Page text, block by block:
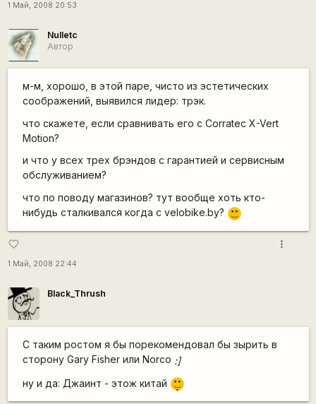
1 Май, 2008 20:53
Nulletc
Автор
м-м, хорошо, в этой паре, чисто из эстетических
соображений, выявился лидер: трэк.
что скажете, если сравнивать его с Corratec X-Vert
Motion?
и что у всех трех брэндов с гарантией и сервисным
обслуживанием?
что по поводу магазинов? тут вообще хоть кто-
нибудь сталкивался когда с velobike.by?
:)
favorite_border
1 Май, 2008 22:44
more_vert
Black_Thrush
С таким ростом я бы порекомендовал бы зырить в
сторону Gary Fisher или Norco :]
ну и да: Джаинт - этож китай
|-)
_)